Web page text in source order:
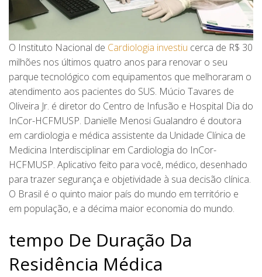
O Instituto Nacional de Cardiologia investiu cerca de R$ 30
milhões nos últimos quatro anos para renovar o seu
parque tecnológico com equipamentos que melhoraram o
atendimento aos pacientes do SUS. Múcio Tavares de
Oliveira Jr. é diretor do Centro de Infusão e Hospital Dia do
InCor-HCFMUSP. Danielle Menosi Gualandro é doutora
em cardiologia e médica assistente da Unidade Clínica de
Medicina Interdisciplinar em Cardiologia do InCor-
HCFMUSP. Aplicativo feito para você, médico, desenhado
para trazer segurança e objetividade à sua decisão clínica.
O Brasil é o quinto maior país do mundo em território e
em população, e a décima maior economia do mundo.
‍tempo De Duração Da
Residência Médica